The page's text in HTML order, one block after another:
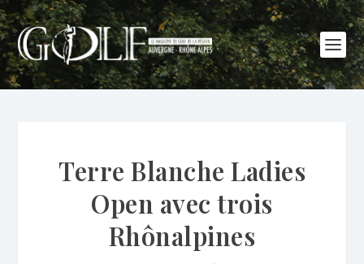
Terre Blanche Ladies
Open avec trois
Rhônalpines